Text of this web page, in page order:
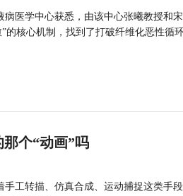
医学中心获悉，由该中心张曦教授和
核心机制，找到了打破纤维化恶性循环
个“动画”吗
工转描、仿真合成、运动捕捉这类手